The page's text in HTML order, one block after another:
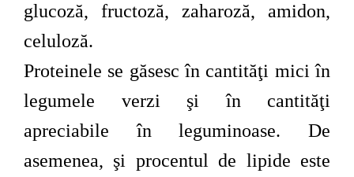
glucoză, fructoză, zaharoză, amidon,
celuloză.
Proteinele se găsesc în cantităţi mici în
legumele verzi şi în cantităţi
apreciabile în leguminoase. De
asemenea, şi procentul de lipide este